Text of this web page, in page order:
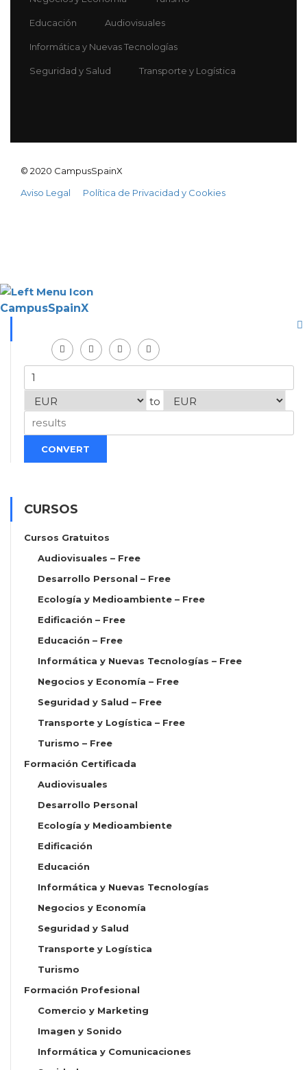
Educación Audiovisuales
Informática y Nuevas Tecnologías
Seguridad y Salud Transporte y Logística
© 2020 CampusSpainX
Aviso Legal
Política de Privacidad y Cookies
CampusSpainX
to
CONVERT
CURSOS
Cursos Gratuitos
Audiovisuales – Free
Desarrollo Personal – Free
Ecología y Medioambiente – Free
Edificación – Free
Educación – Free
Informática y Nuevas Tecnologías – Free
Negocios y Economía – Free
Seguridad y Salud – Free
Transporte y Logística – Free
Turismo – Free
Formación Certificada
Audiovisuales
Desarrollo Personal
Ecología y Medioambiente
Edificación
Educación
Informática y Nuevas Tecnologías
Negocios y Economía
Seguridad y Salud
Transporte y Logística
Turismo
Formación Profesional
Comercio y Marketing
Imagen y Sonido
Informática y Comunicaciones